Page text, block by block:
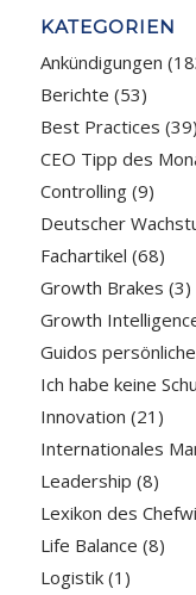
KATEGORIEN
Ankündigungen
Berichte (53)
Best Practices (39)
CEO Tipp des
Controlling(9)
Deutscher
Fachartikel (68)
Growth Brakes (3)
Growth
Guidos
Ich habe keine
Innovation (21)
Internationales
Leadership (8)
Lexikon des
Life Balance (8)
Logistik(1)